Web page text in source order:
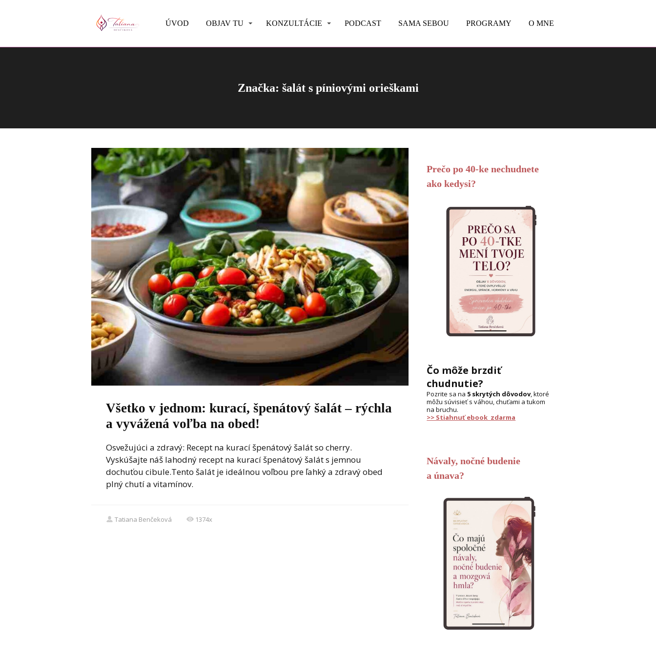
ÚVOD OBJAV TU KONZULTÁCIE PODCAST SAMA SEBOU PROGRAMY O MNE
Značka: šalát s píniovými orieškami
Všetko v jednom: kurací, špenátový šalát – rýchla
a vyvážená voľba na obed!
Osvežujúci a zdravý: Recept na kurací špenátový šalát so cherry.
Vyskúšajte náš lahodný recept na kurací špenátový šalát s jemnou
dochuťou cibule.Tento šalát je ideálnou voľbou pre ľahký a zdravý obed
plný chutí a vitamínov.
Tatiana Benčeková 1374x
Prečo po 40-ke nechudnete
ako kedysi?
Čo môže brzdiť
chudnutie?
Pozrite sa na 5 skrytých dôvodov, ktoré
môžu súvisieť s váhou, chuťami a tukom
na bruchu.
>> Stiahnuť ebook zdarma
Návaly, nočné budenie
a únava?